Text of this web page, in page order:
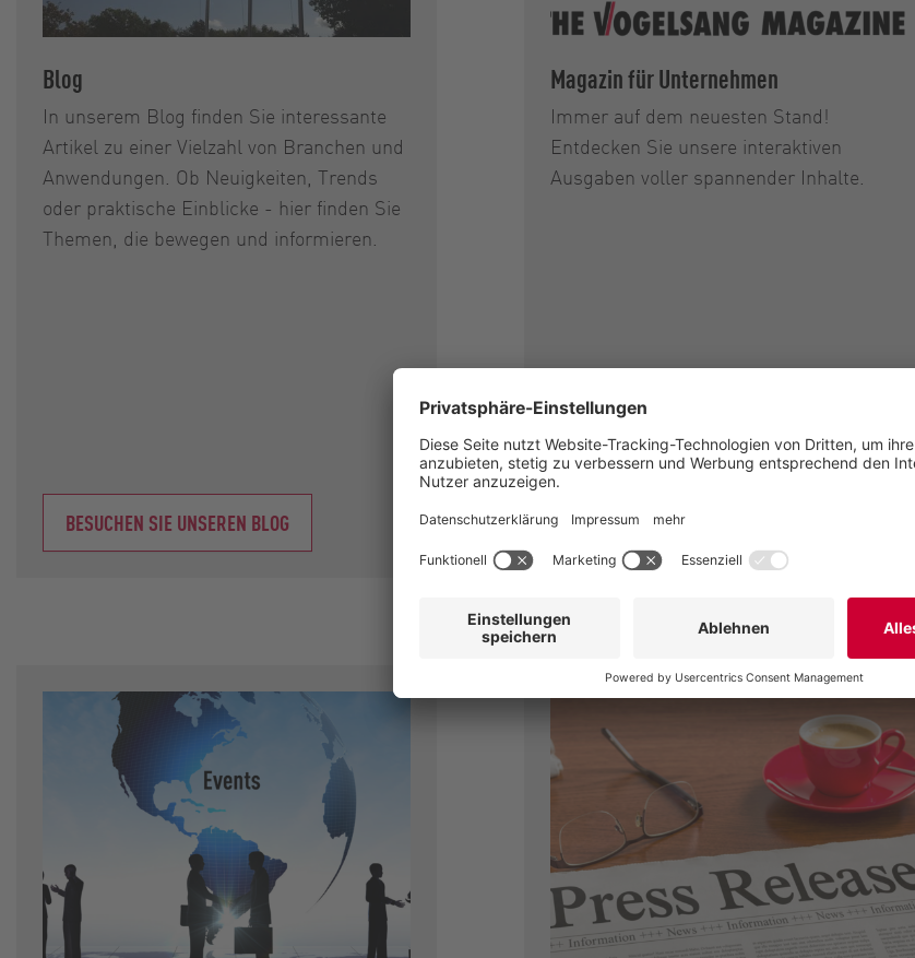
Blog
In unserem Blog finden Sie interessante
Artikel zu einer Vielzahl von Branchen und
Anwendungen. Ob Neuigkeiten, Trends
oder praktische Einblicke - hier finden Sie
Themen, die bewegen und informieren.
BESUCHEN SIE UNSEREN BLOG
Magazin für Unternehmen
Immer auf dem neuesten Stand!
Entdecken Sie unsere interaktiven
Ausgaben voller spannender Inhalte.
BESUCHEN SIE UNSER MAGAZIN